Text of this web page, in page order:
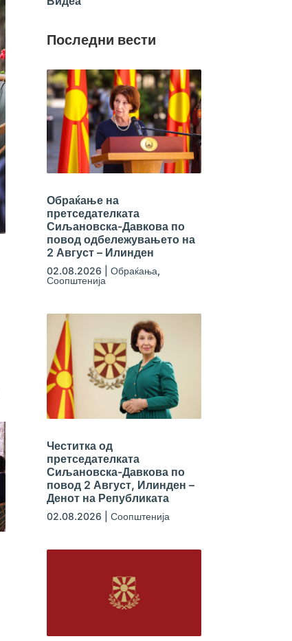
Последни вести
Обраќање на
претседателката
Сиљановска-Давкова по
повод одбележувањето на
2 Август – Илинден
02.08.2026 Обраќања,
Соопштенија
Честитка од
претседателката
Сиљановска-Давкова по
повод 2 Август, Илинден –
Денот на Републиката
02.08.2026 Соопштенија